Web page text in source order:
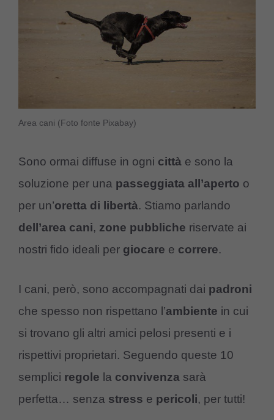
Area cani (Foto fonte Pixabay)
Sono ormai diffuse in ogni città e sono la
soluzione per una passeggiata all’aperto o
per un’oretta di libertà. Stiamo parlando
dell’area cani, zone pubbliche riservate ai
nostri fido ideali per giocare e correre.
I cani, però, sono accompagnati dai padroni
che spesso non rispettano l’ambiente in cui
si trovano gli altri amici pelosi presenti e i
rispettivi proprietari. Seguendo queste 10
semplici regole la convivenza sarà
perfetta… senza stress e pericoli, per tutti!